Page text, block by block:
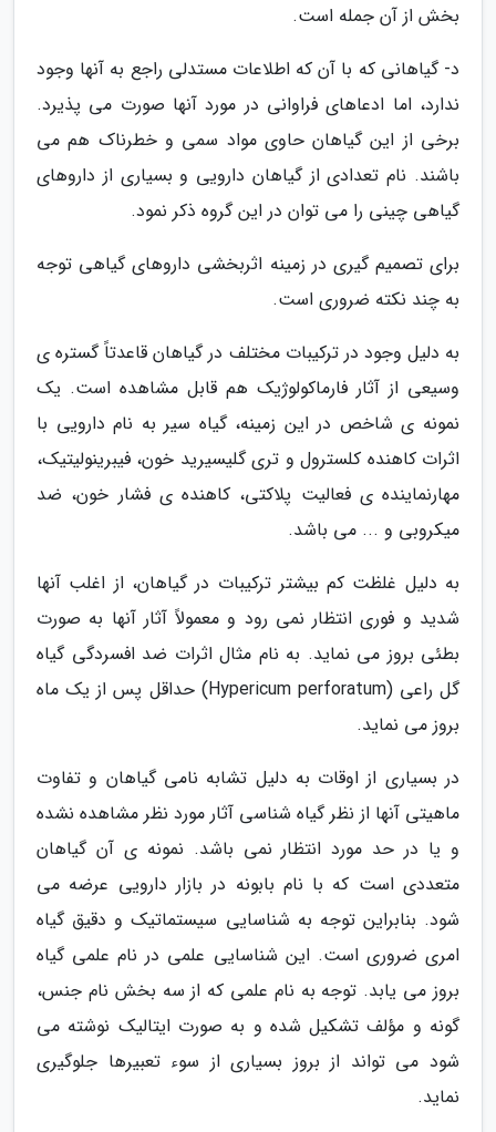
بخش از آن جمله است.
د- گیاهانی که با آن که اطلاعات مستدلی راجع به آنها وجود
ندارد، اما ادعاهای فراوانی در مورد آنها صورت می پذیرد.
برخی از این گیاهان حاوی مواد سمی و خطرناک هم می
باشند. نام تعدادی از گیاهان دارویی و بسیاری از داروهای
گیاهی چینی را می توان در این گروه ذکر نمود.
برای تصمیم گیری در زمینه اثربخشی داروهای گیاهی توجه
به چند نکته ضروری است.
به دلیل وجود در ترکیبات مختلف در گیاهان قاعدتاً گستره ی
وسیعی از آثار فارماکولوژیک هم قابل مشاهده است. یک
نمونه ی شاخص در این زمینه، گیاه سیر به نام دارویی با
اثرات کاهنده کلسترول و تری گلیسیرید خون، فیبرینولیتیک،
مهارنماینده ی فعالیت پلاکتی، کاهنده ی فشار خون، ضد
میکروبی و ... می باشد.
به دلیل غلظت کم بیشتر ترکیبات در گیاهان، از اغلب آنها
شدید و فوری انتظار نمی رود و معمولاً آثار آنها به صورت
بطئی بروز می نماید. به نام مثال اثرات ضد افسردگی گیاه
گل راعی (Hypericum perforatum) حداقل پس از یک ماه
بروز می نماید.
در بسیاری از اوقات به دلیل تشابه نامی گیاهان و تفاوت
ماهیتی آنها از نظر گیاه شناسی آثار مورد نظر مشاهده نشده
و یا در حد مورد انتظار نمی باشد. نمونه ی آن گیاهان
متعددی است که با نام بابونه در بازار دارویی عرضه می
شود. بنابراین توجه به شناسایی سیستماتیک و دقیق گیاه
امری ضروری است. این شناسایی علمی در نام علمی گیاه
بروز می یابد. توجه به نام علمی که از سه بخش نام جنس،
گونه و مؤلف تشکیل شده و به صورت ایتالیک نوشته می
شود می تواند از بروز بسیاری از سوء تعبیرها جلوگیری
نماید.